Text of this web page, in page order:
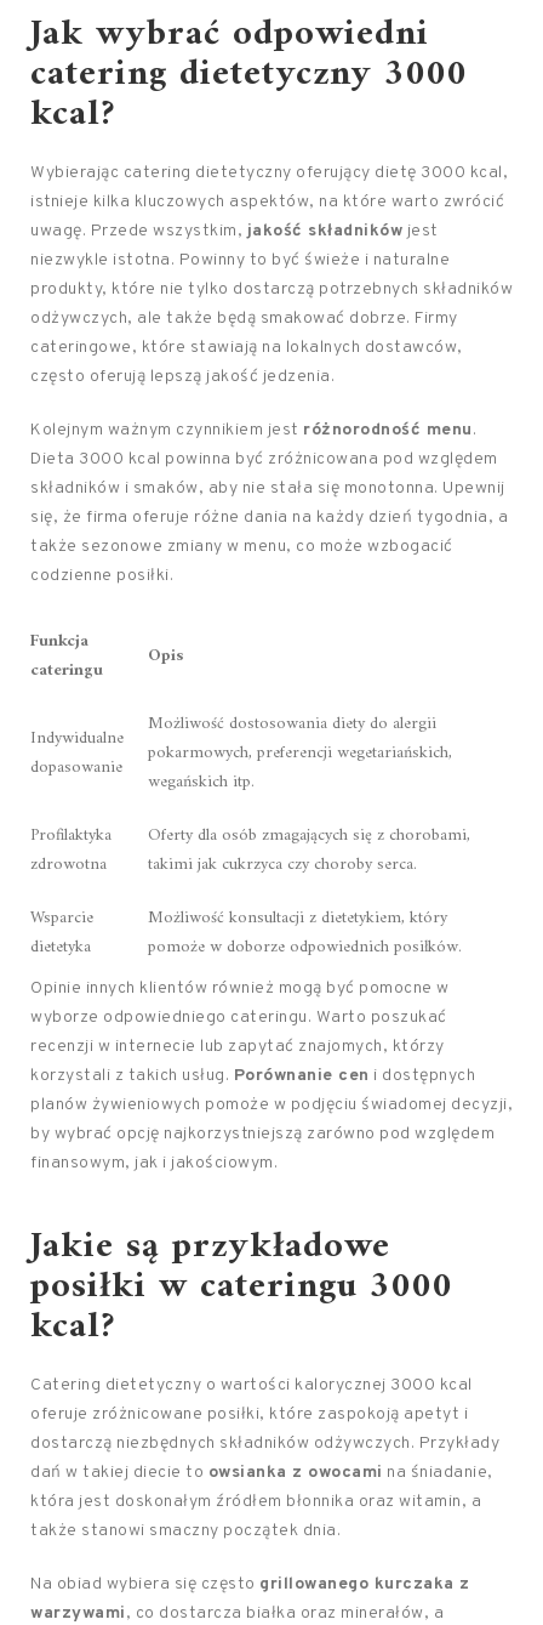
Jak wybrać odpowiedni
catering dietetyczny 3000
kcal?
Wybierając catering dietetyczny oferujący dietę 3000 kcal,
istnieje kilka kluczowych aspektów, na które warto zwrócić
uwagę. Przede wszystkim, jakość składników jest
niezwykle istotna. Powinny to być świeże i naturalne
produkty, które nie tylko dostarczą potrzebnych składników
odżywczych, ale także będą smakować dobrze. Firmy
cateringowe, które stawiają na lokalnych dostawców,
często oferują lepszą jakość jedzenia.
Kolejnym ważnym czynnikiem jest różnorodność menu.
Dieta 3000 kcal powinna być zróżnicowana pod względem
składników i smaków, aby nie stała się monotonna. Upewnij
się, że firma oferuje różne dania na każdy dzień tygodnia, a
także sezonowe zmiany w menu, co może wzbogacić
codzienne posiłki.
Funkcja
cateringu
Opis
Indywidualne
dopasowanie
Możliwość dostosowania diety do alergii
pokarmowych, preferencji wegetariańskich,
wegańskich itp.
Profilaktyka
zdrowotna
Oferty dla osób zmagających się z chorobami,
takimi jak cukrzyca czy choroby serca.
Wsparcie
dietetyka
Możliwość konsultacji z dietetykiem, który
pomoże w doborze odpowiednich posiłków.
Opinie innych klientów również mogą być pomocne w
wyborze odpowiedniego cateringu. Warto poszukać
recenzji w internecie lub zapytać znajomych, którzy
korzystali z takich usług. Porównanie cen i dostępnych
planów żywieniowych pomoże w podjęciu świadomej decyzji,
by wybrać opcję najkorzystniejszą zarówno pod względem
finansowym, jak i jakościowym.
Jakie są przykładowe
posiłki w cateringu 3000
kcal?
Catering dietetyczny o wartości kalorycznej 3000 kcal
oferuje zróżnicowane posiłki, które zaspokoją apetyt i
dostarczą niezbędnych składników odżywczych. Przykłady
dań w takiej diecie to owsianka z owocami na śniadanie,
która jest doskonałym źródłem błonnika oraz witamin, a
także stanowi smaczny początek dnia.
Na obiad wybiera się często grillowanego kurczaka z
warzywami, co dostarcza białka oraz minerałów, a